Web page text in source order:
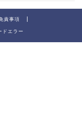
責事項
エラー